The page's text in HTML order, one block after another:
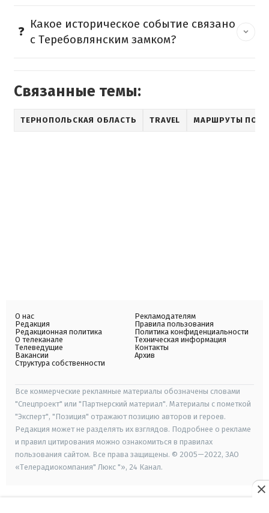
Какое историческое событие связано
с Теребовлянским замком?
Связанные темы:
ТЕРНОПОЛЬСКАЯ ОБЛАСТЬ TRAVEL МАРШРУТЫ ПО
О нас
Редакция
Редакционная политика
О телеканале
Телеведущие
Вакансии
Структура собственности
Рекламодателям
Правила пользования
Политика конфиденциальности
Техническая информация
Контакты
Архив
Все коммерческие рекламные материалы обозначены словами
"Спецпроект" или "Партнерский материал". Материалы с пометкой
"Эксперт", "Позиция" отражают позицию авторов и героев.
Редакция может не разделять их взглядов. Подробнее о рекламе
и правил цитирования можно ознакомиться в правилах
пользования сайтом. Все права защищены. © 2005—2022, ЗАО
«Телерадиокомпания" Люкс "», 24 Канал.